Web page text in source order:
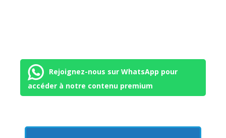
Rejoignez-nous sur WhatsApp pour
accéder à notre contenu premium